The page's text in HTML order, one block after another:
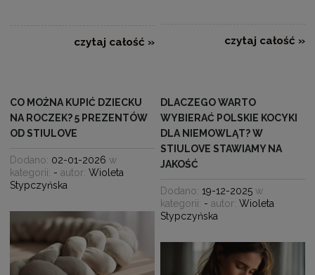
czytaj całość » czytaj całość »
CO MOŻNA KUPIĆ DZIECKU
NA ROCZEK? 5 PREZENTÓW
OD STIULOVE
Dodano: 02-01-2026 w
kategorii: - autor:Wioleta
Stypczyńska
DLACZEGO WARTO
WYBIERAĆ POLSKIE KOCYKI
DLA NIEMOWLĄT? W
STIULOVE STAWIAMY NA
JAKOŚĆ
Dodano:19-12-2025 w
kategorii: - autor:Wioleta
Stypczyńska